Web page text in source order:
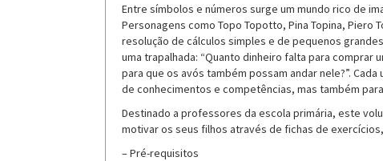
Entre símbolos e números surge um mundo rico de
Personagens como Topo Topotto, Pina Topina, Piero
resolução de cálculos simples e de pequenos
uma trapalhada: “Quanto dinheiro falta para comprar
para que os avós também possam andar nele?”.
de conhecimentos e competências, mas também
Destinado a professores da escola primária, este
motivar os seus filhos através de fichas de
– Pré-requisitos